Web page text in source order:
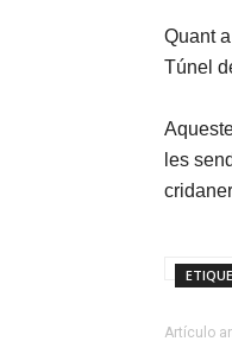
Quant
Túnel
les
Artículo